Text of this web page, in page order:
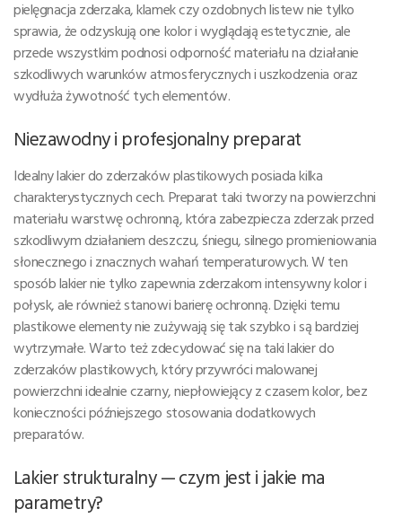
pielęgnacja zderzaka, klamek czy ozdobnych listew nie tylko
sprawia, że odzyskują one kolor i wyglądają estetycznie, ale
przede wszystkim podnosi odporność materiału na działanie
szkodliwych warunków atmosferycznych i uszkodzenia oraz
wydłuża żywotność tych elementów.
Niezawodny i profesjonalny preparat
Idealny lakier do zderzaków plastikowych posiada kilka
charakterystycznych cech. Preparat taki tworzy na powierzchni
materiału warstwę ochronną, która zabezpiecza zderzak przed
szkodliwym działaniem deszczu, śniegu, silnego promieniowania
słonecznego i znacznych wahań temperaturowych. W ten
sposób lakier nie tylko zapewnia zderzakom intensywny kolor i
połysk, ale również stanowi barierę ochronną. Dzięki temu
plastikowe elementy nie zużywają się tak szybko i są bardziej
wytrzymałe. Warto też zdecydować się na taki lakier do
zderzaków plastikowych, który przywróci malowanej
powierzchni idealnie czarny, niepłowiejący z czasem kolor, bez
konieczności późniejszego stosowania dodatkowych
preparatów.
Lakier strukturalny — czym jest i jakie ma
parametry?